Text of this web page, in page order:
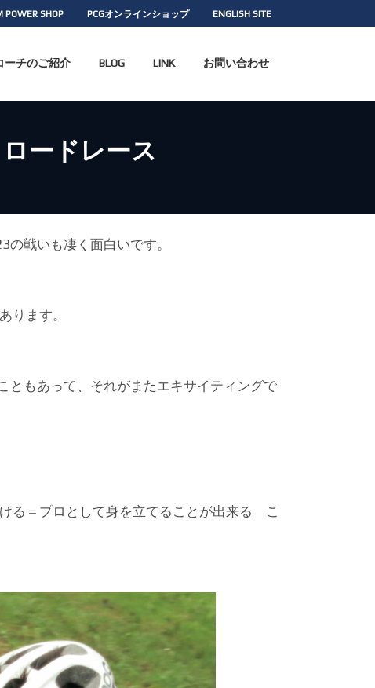
POWER SHOP PCGオンラインショップ ENGLISH SITE
ーチのご紹介 BLOG LINK お問い合わせ
ードレース
戦いも凄く面白いです。
ります。
ともあって、それがまたエキサイティングで
る＝プロとして身を立てることが出来る こ